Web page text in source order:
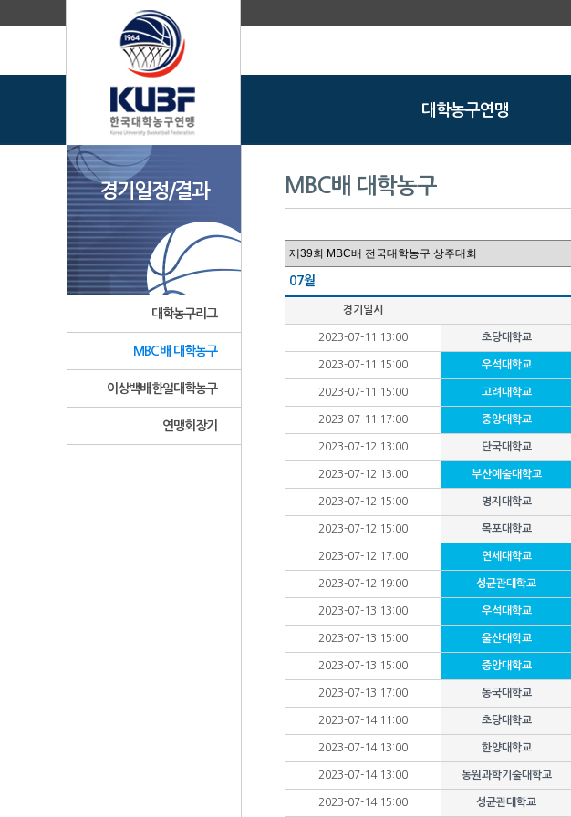
대학농구연맹
경기일정/결과
대학농구리그
MBC배 대학농구
이상백배한일대학농구
연맹회장기
MBC배 대학농구
07월
경기일시
2023-07-11 13:00 초당대학교
2023-07-11 15:00 우석대학교
2023-07-11 15:00 고려대학교
2023-07-11 17:00 중앙대학교
2023-07-12 13:00 단국대학교
2023-07-12 13:00 부산예술대학교
2023-07-12 15:00 명지대학교
2023-07-12 15:00 목포대학교
2023-07-12 17:00 연세대학교
2023-07-12 19:00 성균관대학교
2023-07-13 13:00 우석대학교
2023-07-13 15:00 울산대학교
2023-07-13 15:00 중앙대학교
2023-07-13 17:00 동국대학교
2023-07-14 11:00 초당대학교
2023-07-14 13:00 한양대학교
2023-07-14 13:00 동원과학기술대학교
2023-07-14 15:00 성균관대학교